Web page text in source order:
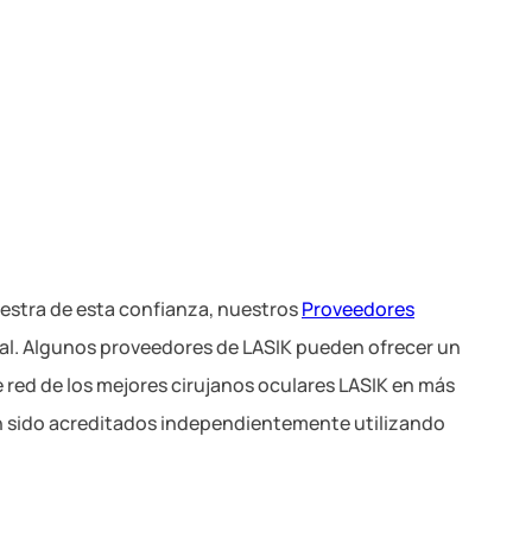
de esta confianza, nuestrosProveedores
Algunos proveedores de LASIK pueden ofrecer un
de los mejores cirujanos oculares LASIK en más
sido acreditados independientemente utilizando